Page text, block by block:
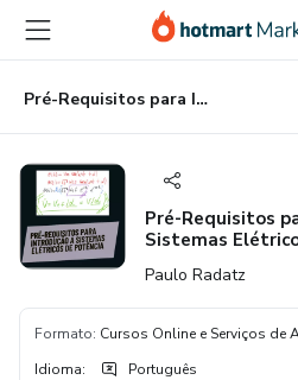
para
conteúdo
principal
para
pagamento
para
rodapé
Pré-Requisitos para Introdução a Sistemas Elétricos de Potência
Pré-Requisitos
Sistemas
Paulo Radatz
Formato: Cursos Online e Serviços de
Idioma: Português